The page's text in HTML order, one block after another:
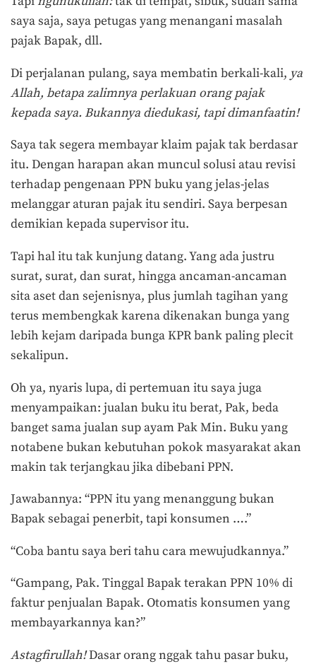
saya saja, saya petugas yang menangani masalah
pajak Bapak, dll.
Di perjalanan pulang, saya membatin berkali-kali, ya
Allah, betapa zalimnya perlakuan orang pajak
kepada saya. Bukannya diedukasi, tapi dimanfaatin!
Saya tak segera membayar klaim pajak tak berdasar
itu. Dengan harapan akan muncul solusi atau revisi
terhadap pengenaan PPN buku yang jelas-jelas
melanggar aturan pajak itu sendiri. Saya berpesan
demikian kepada supervisor itu.
Tapi hal itu tak kunjung datang. Yang ada justru
surat, surat, dan surat, hingga ancaman-ancaman
sita aset dan sejenisnya, plus jumlah tagihan yang
terus membengkak karena dikenakan bunga yang
lebih kejam daripada bunga KPR bank paling plecit
sekalipun.
Oh ya, nyaris lupa, di pertemuan itu saya juga
menyampaikan: jualan buku itu berat, Pak, beda
banget sama jualan sup ayam Pak Min. Buku yang
notabene bukan kebutuhan pokok masyarakat akan
makin tak terjangkau jika dibebani PPN.
Jawabannya: “PPN itu yang menanggung bukan
Bapak sebagai penerbit, tapi konsumen ….”
“Coba bantu saya beri tahu cara mewujudkannya.”
“Gampang, Pak. Tinggal Bapak terakan PPN 10% di
faktur penjualan Bapak. Otomatis konsumen yang
membayarkannya kan?”
Astagfirullah!Dasar orang nggak tahu pasar buku,